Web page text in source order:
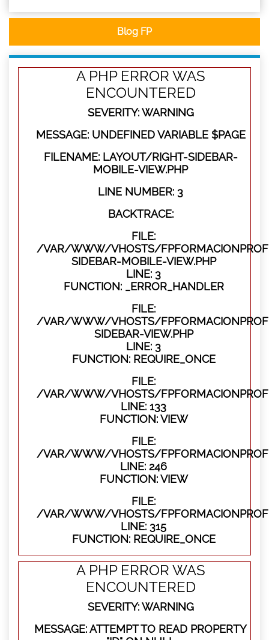
Blog FP
A PHP ERROR WAS
ENCOUNTERED
SEVERITY: WARNING
MESSAGE: UNDEFINED VARIABLE $PAGE
FILENAME: LAYOUT/RIGHT-SIDEBAR-
MOBILE-VIEW.PHP
LINE NUMBER: 3
BACKTRACE:
FILE:
/VAR/WWW/VHOSTS/
SIDEBAR-MOBILE-VIEW.PHP
LINE: 3
FUNCTION: _ERROR_HANDLER
FILE:
/VAR/WWW/VHOSTS/
SIDEBAR-VIEW.PHP
LINE: 3
FUNCTION: REQUIRE_ONCE
FILE:
/VAR/WWW/VHOSTS/
LINE: 133
FUNCTION: VIEW
FILE:
/VAR/WWW/VHOSTS/
LINE: 246
FUNCTION: VIEW
FILE:
/VAR/WWW/VHOSTS/
LINE: 315
FUNCTION: REQUIRE_ONCE
A PHP ERROR WAS
ENCOUNTERED
SEVERITY: WARNING
MESSAGE: ATTEMPT TO READ PROPERTY